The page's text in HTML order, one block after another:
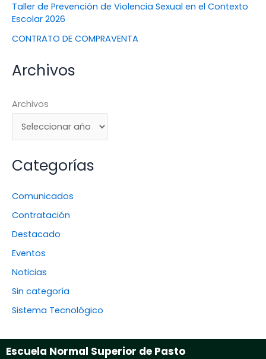
Taller de Prevención de Violencia Sexual en el Contexto
Escolar 2026
CONTRATO DE COMPRAVENTA
Archivos
Archivos
Categorías
Comunicados
Contratación
Destacado
Eventos
Noticias
Sin categoría
Sistema Tecnológico
Escuela Normal Superior de Pasto